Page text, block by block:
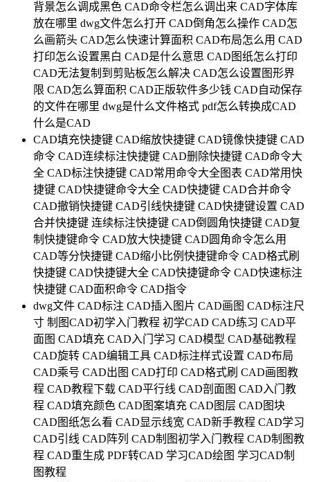
背景怎么调成黑色 CAD命令栏怎么调出来 CAD字体库
放在哪里 dwg文件怎么打开 CAD倒角怎么操作 CAD怎
么画箭头 CAD怎么快速计算面积 CAD布局怎么用 CAD
打印怎么设置黑白 CAD是什么意思 CAD图纸怎么打印
CAD无法复制到剪贴板怎么解决 CAD怎么设置图形界
限 CAD怎么算面积 CAD正版软件多少钱 CAD自动保存
的文件在哪里 dwg是什么文件格式 pdf怎么转换成CAD
什么是CAD
CAD填充快捷键 CAD缩放快捷键 CAD镜像快捷键 CAD
命令 CAD连续标注快捷键 CAD删除快捷键 CAD命令大
全 CAD标注快捷键 CAD常用命令大全图表 CAD常用快
捷键 CAD快捷键命令大全 CAD快捷键 CAD合并命令
CAD撤销快捷键 CAD引线快捷键 CAD快捷键设置 CAD
合并快捷键 连续标注快捷键 CAD倒圆角快捷键 CAD复
制快捷键命令 CAD放大快捷键 CAD圆角命令怎么用
CAD等分快捷键 CAD缩小比例快捷键命令 CAD格式刷
快捷键 CAD快捷键大全 CAD快捷键命令 CAD快速标注
快捷键 CAD面积命令 CAD指令
dwg文件 CAD标注 CAD插入图片 CAD画图 CAD标注尺
寸 制图CAD初学入门教程 初学CAD CAD练习 CAD平
面图 CAD填充 CAD入门学习 CAD模型 CAD基础教程
CAD旋转 CAD编辑工具 CAD标注样式设置 CAD布局
CAD乘号 CAD出图 CAD打印 CAD格式刷 CAD画图教
程 CAD教程下载 CAD平行线 CAD剖面图 CAD入门教
程 CAD填充颜色 CAD图案填充 CAD图层 CAD图块
CAD图纸怎么看 CAD显示线宽 CAD新手教程 CAD学习
CAD引线 CAD阵列 CAD制图初学入门教程 CAD制图教
程 CAD重生成 PDF转CAD 学习CAD绘图 学习CAD制
图教程